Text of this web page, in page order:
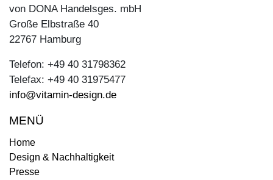
von DONA Handelsges. mbH
Große Elbstraße 40
22767 Hamburg
Telefon: +49 40 31798362
Telefax: +49 40 31975477
info@vitamin-design.de
MENÜ
Home
Design & Nachhaltigkeit
Presse